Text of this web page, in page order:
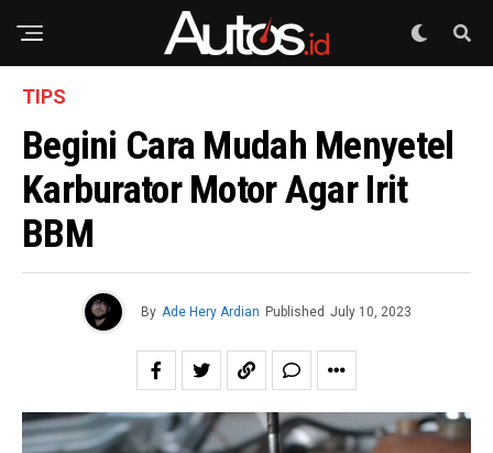
TIPS
Begini Cara Mudah Menyetel
Karburator Motor Agar Irit
BBM
By Ade Hery Ardian Published July 10, 2023